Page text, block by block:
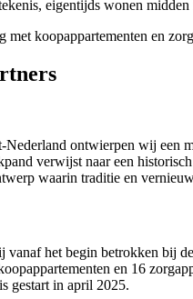
eigentijds wonen
ontwierpen wij een
verwijst naar een
waarin traditie en
het begin betrokken bij
en 16
gestart in april 2025.